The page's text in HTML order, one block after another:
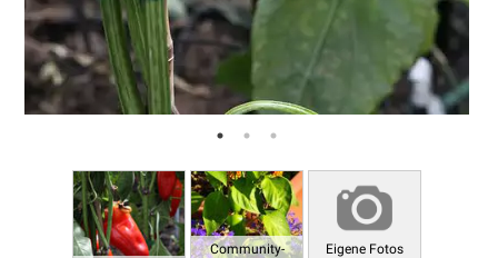
Community-
Eigene Fotos